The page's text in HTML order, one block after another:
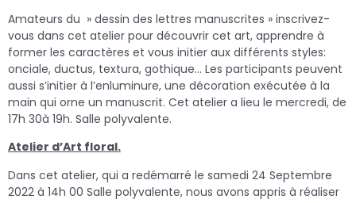
Amateurs du » dessin des lettres manuscrites » inscrivez-
vous dans cet atelier pour découvrir cet art, apprendre à
former les caractères et vous initier aux différents styles:
onciale, ductus, textura, gothique… Les participants peuvent
aussi s’initier à l’enluminure, une décoration exécutée à la
main qui orne un manuscrit. Cet atelier a lieu le mercredi, de
17h 30à 19h. Salle polyvalente.
Atelier d’Art floral.
Dans cet atelier, qui a redémarré le samedi 24 Septembre
2022 à 14h 00 Salle polyvalente, nous avons appris à réaliser